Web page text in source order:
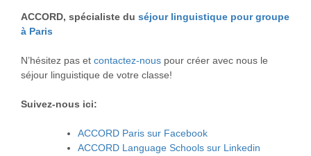
ACCORD, spécialiste du séjour linguistique pour groupe
à Paris
N’hésitez pas et contactez-nous pour créer avec nous le
séjour linguistique de votre classe!
Suivez-nous ici:
ACCORD Paris sur Facebook
ACCORD Language Schools sur Linkedin